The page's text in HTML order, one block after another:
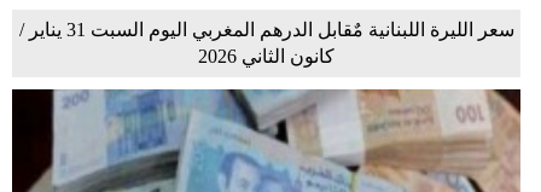
علوم
مدوَّنات
سعر الليرة اللبنانية مٌقابل الدرهم المغربي اليوم السبت 31 يناير /
كانون الثاني 2026